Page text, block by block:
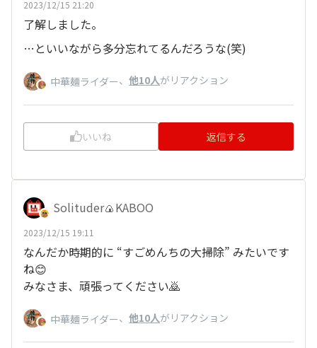
2023/12/15 21:20
了解しました。
…といいながら多分忘れてるんだろうな(笑)
中華麺ライダー、 他10人がリアクション
いいね 返信する
Solituder🍙KABOO
2023/12/15 19:11
なんだか時期的に “すごめんちの大掃除” みたいです
ね😊
みなさま、頑張ってください🙇
中華麺ライダー、 他10人がリアクション